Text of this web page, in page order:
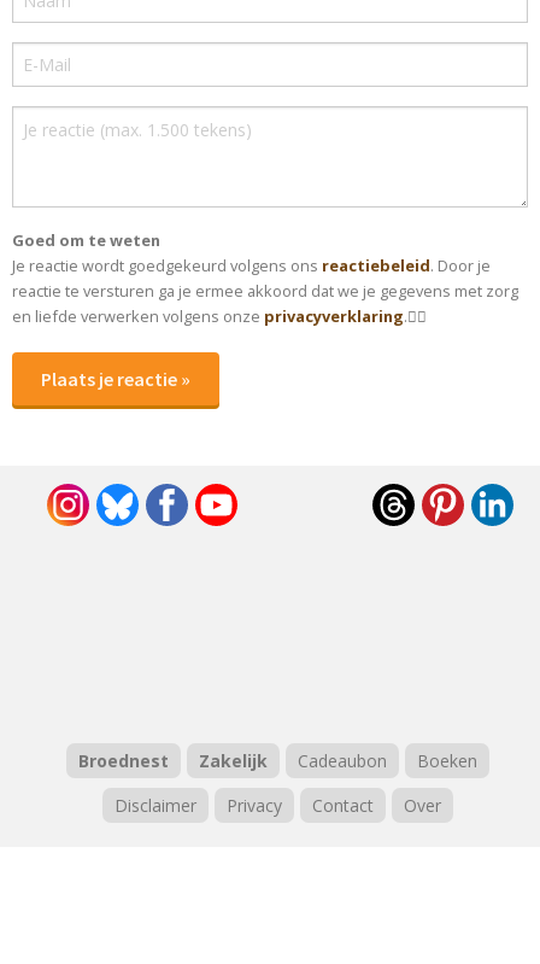
Goed om te weten
Je reactie wordt goedgekeurd volgens ons reactiebeleid. Door je
reactie te versturen ga je ermee akkoord dat we je gegevens met zorg
en liefde verwerken volgens onze privacyverklaring.✌🏻
Plaats je reactie »
Broednest Zakelijk Cadeaubon
Boeken
Disclaimer
Privacy Contact Over